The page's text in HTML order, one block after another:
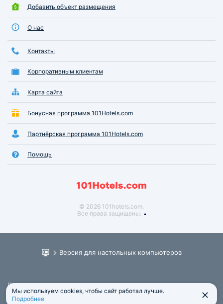
Добавить объект размещения
О нас
Контакты
Корпоративным клиентам
Карта сайта
Бонусная программа 101Hotels.com
Партнёрская программа 101Hotels.com
Помощь
© 2026 101hotels.com.
Все права защищены.
Версия для настольных компьютеров
Пользовательское соглашение
Юридическая информация
Мы используем cookies, чтобы сайт работал лучше.
Подробнее